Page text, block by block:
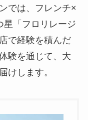
では、フレンチ×
星「フロリレージ
で経験を積んだ
験を通じて、大
けします。